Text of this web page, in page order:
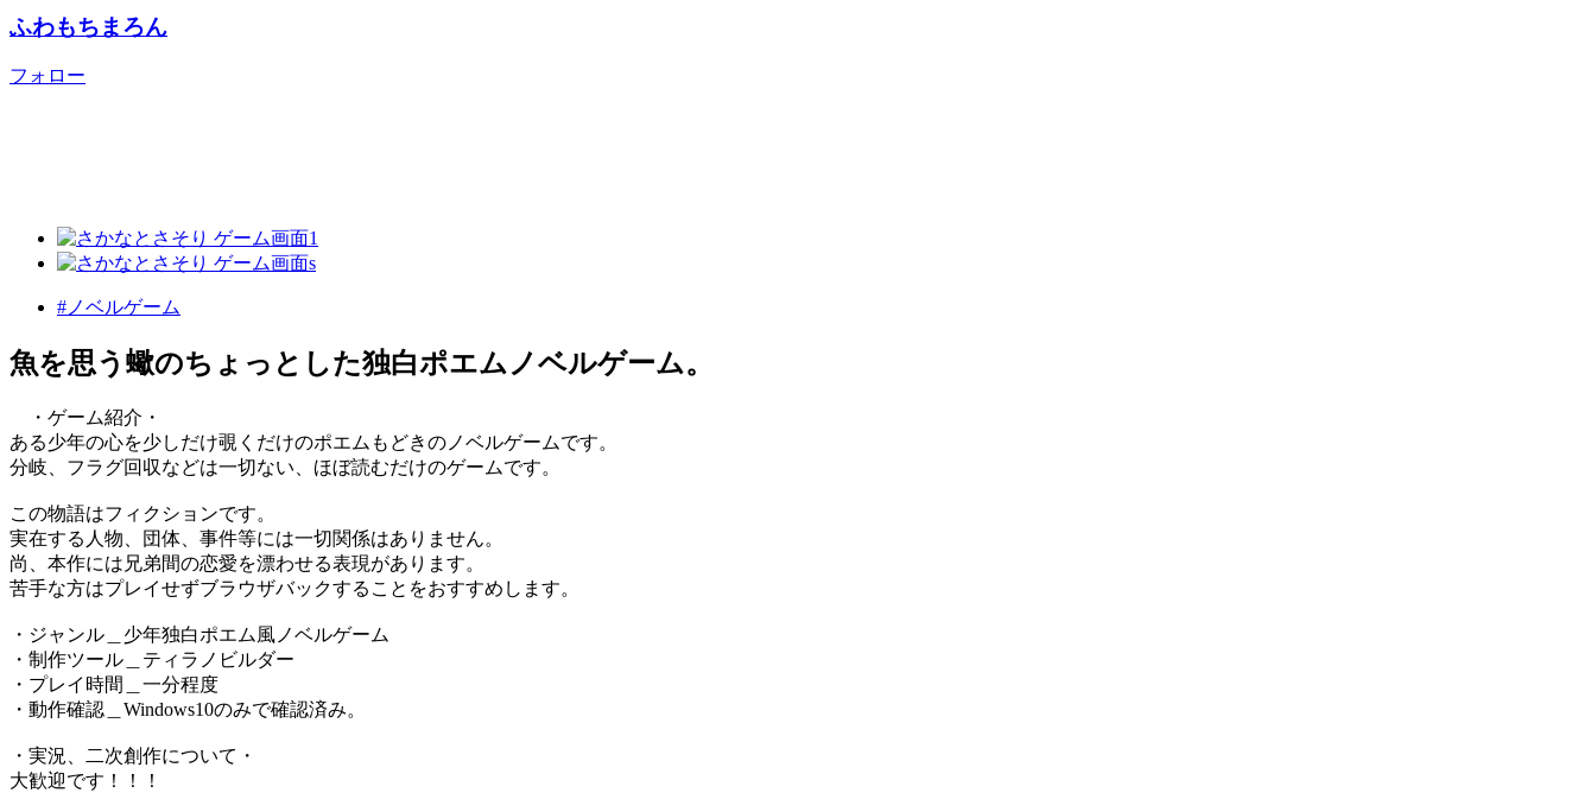
ふわもちまろん
フォロー
#ノベルゲーム
魚を思う蠍のちょっとした独白ポエムノベルゲーム。
・ゲーム紹介・
ある少年の心を少しだけ覗くだけのポエムもどきのノベルゲームです。
分岐、フラグ回収などは一切ない、ほぼ読むだけのゲームです。
この物語はフィクションです。
実在する人物、団体、事件等には一切関係はありません。
尚、本作には兄弟間の恋愛を漂わせる表現があります。
苦手な方はプレイせずブラウザバックすることをおすすめします。
・ジャンル＿少年独白ポエム風ノベルゲーム
・制作ツール＿ティラノビルダー
・プレイ時間＿一分程度
・動作確認＿Windows10のみで確認済み。
・実況、二次創作について・
大歓迎です！！！